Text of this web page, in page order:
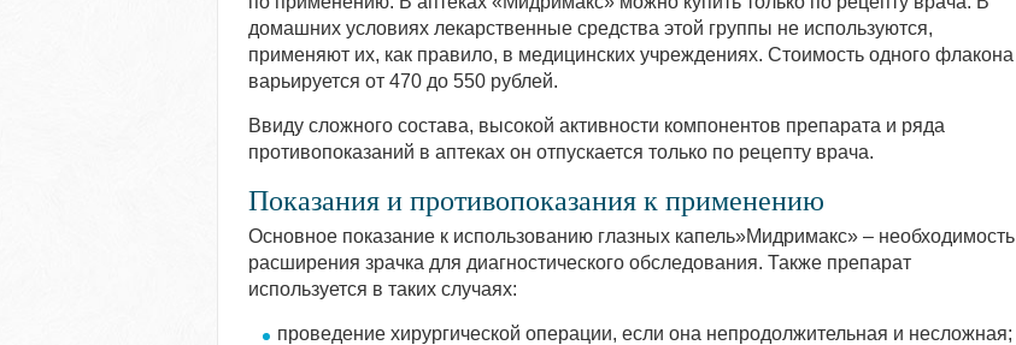
домашних условиях лекарственные средства этой группы не используются,
применяют их, как правило, в медицинских учреждениях. Стоимость одного флакона
варьируется от 470 до 550 рублей.
Ввиду сложного состава, высокой активности компонентов препарата и ряда
противопоказаний в аптеках он отпускается только по рецепту врача.
Показания и противопоказания к применению
Основное показание к использованию глазных капель»Мидримакс» – необходимость
расширения зрачка для диагностического обследования. Также препарат
используется в таких случаях:
проведение хирургической операции, если она непродолжительная и несложная;